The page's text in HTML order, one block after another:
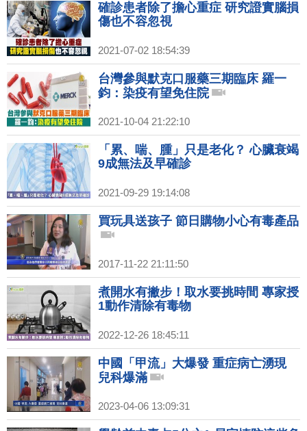
確診患者除了擔心重症 研究證實腦損
傷也不容忽視
2021-07-02 18:54:39
台灣參與默克口服藥三期臨床 羅一
鈞：染疫有望免住院
2021-10-04 21:22:10
「累、喘、腫」只是老化？ 心臟衰竭
9成無法及早確診
2021-09-29 19:14:08
買玩具送孩子 節日購物小心有毒產品
2017-11-22 21:11:50
煮開水有撇步！取水要挑時間 專家授
1動作清除有毒物
2022-12-26 18:45:11
中國「甲流」大爆發 重症病亡湧現
兒科爆滿
2023-04-06 13:09:31